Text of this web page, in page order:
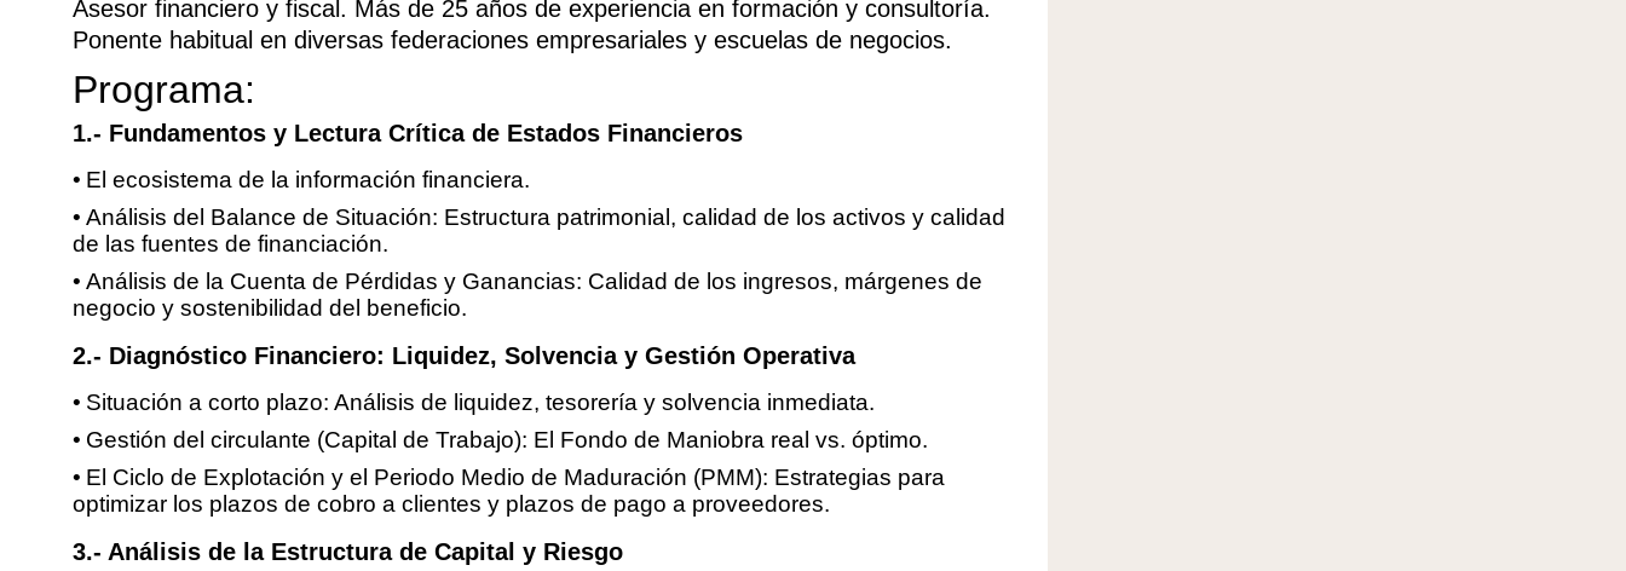
Asesor financiero y fiscal. Más de 25 años de experiencia en formación y consultoría.
Ponente habitual en diversas federaciones empresariales y escuelas de negocios.
Programa:
1.- Fundamentos y Lectura Crítica de Estados Financieros
El ecosistema de la información financiera.
Análisis del Balance de Situación: Estructura patrimonial, calidad de los activos y calidad
de las fuentes de financiación.
Análisis de la Cuenta de Pérdidas y Ganancias: Calidad de los ingresos, márgenes de
negocio y sostenibilidad del beneficio.
2.- Diagnóstico Financiero: Liquidez, Solvencia y Gestión Operativa
Situación a corto plazo: Análisis de liquidez, tesorería y solvencia inmediata.
Gestión del circulante (Capital de Trabajo): El Fondo de Maniobra real vs. óptimo.
El Ciclo de Explotación y el Periodo Medio de Maduración (PMM): Estrategias para
optimizar los plazos de cobro a clientes y plazos de pago a proveedores.
3.- Análisis de la Estructura de Capital y Riesgo